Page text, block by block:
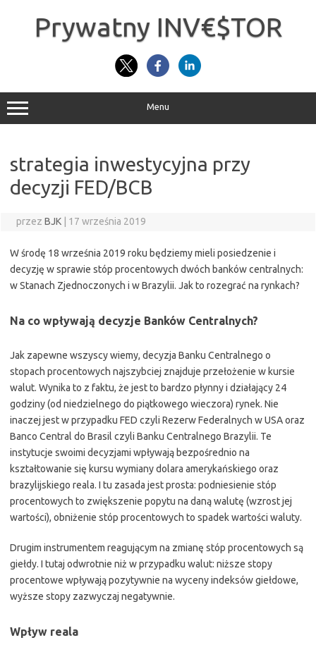
Prywatny INV€$TOR
Menu
strategia inwestycyjna przy
decyzji FED/BCB
przez BJK 17 września 2019
W środę 18 września 2019 roku będziemy mieli posiedzenie i
decyzję w sprawie stóp procentowych dwóch banków centralnych:
w Stanach Zjednoczonych i w Brazylii. Jak to rozegrać na rynkach?
Na co wpływają decyzje Banków Centralnych?
Jak zapewne wszyscy wiemy, decyzja Banku Centralnego o
stopach procentowych najszybciej znajduje przełożenie w kursie
walut. Wynika to z faktu, że jest to bardzo płynny i działający 24
godziny (od niedzielnego do piątkowego wieczora) rynek. Nie
inaczej jest w przypadku FED czyli Rezerw Federalnych w USA oraz
Banco Central do Brasil czyli Banku Centralnego Brazylii. Te
instytucje swoimi decyzjami wpływają bezpośrednio na
kształtowanie się kursu wymiany dolara amerykańskiego oraz
brazylijskiego reala. I tu zasada jest prosta: podniesienie stóp
procentowych to zwiększenie popytu na daną walutę (wzrost jej
wartości), obniżenie stóp procentowych to spadek wartości waluty.
Drugim instrumentem reagującym na zmianę stóp procentowych są
giełdy. I tutaj odwrotnie niż w przypadku walut: niższe stopy
procentowe wpływają pozytywnie na wyceny indeksów giełdowe,
wyższe stopy zazwyczaj negatywnie.
Wpływ reala